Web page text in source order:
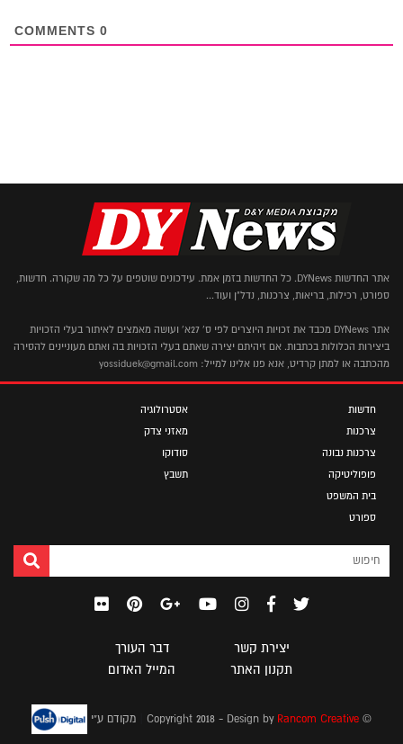
0
אתר החדשות DYNews. כל החדשות בזמן אמת. עידכונים שוטפים על כל מה שקורה. חדשות,
ספורט, רכילות, בריאות, צרכנות, נדל"ן ועוד...
אתר DYNews מכבד את זכויות היוצרים לפי ס' 27א' ועושה מאמצים לאיתור בעלי הזכויות
ביצירות הכלולות בכתבות. אם זיהיתם יצירה שאתם בעלי הזכויות בה ואתם מעוניינים להסירה
מהכתבה או למתן קרדיט, אנא פנו אלינו למייל: yossiduek@gmail.com
חדשות
צרכנות
צרכנות נבונה
פופוליטיקה
בית המשפט
ספורט
אסטרולוגיה
מאזני צדק
סודוקו
תשבץ
יצירת קשר
דבר העורך
תקנון האתר
המייל האדום
© Copyright 2018 - Design by
Rancom Creative מקודם ע"י